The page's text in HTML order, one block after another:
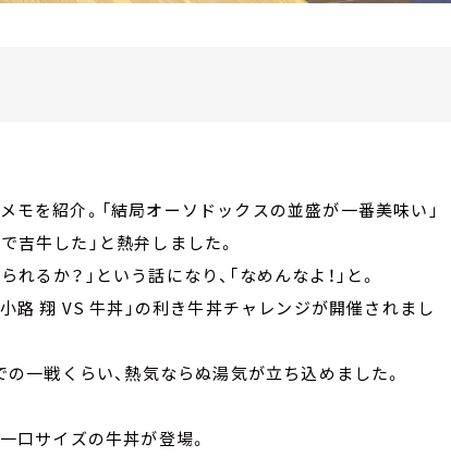
モを紹介。「結局オーソドックスの並盛が一番美味い」
吉牛した」と熱弁しました。
るか？」という話になり、「なめんなよ！」と。
路 翔 VS 牛丼」の利き牛丼チャレンジが開催されまし
一戦くらい、熱気ならぬ湯気が立ち込めました。
口サイズの牛丼が登場。